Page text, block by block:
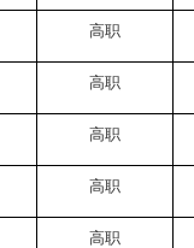
高职
高职
高职
高职
高职